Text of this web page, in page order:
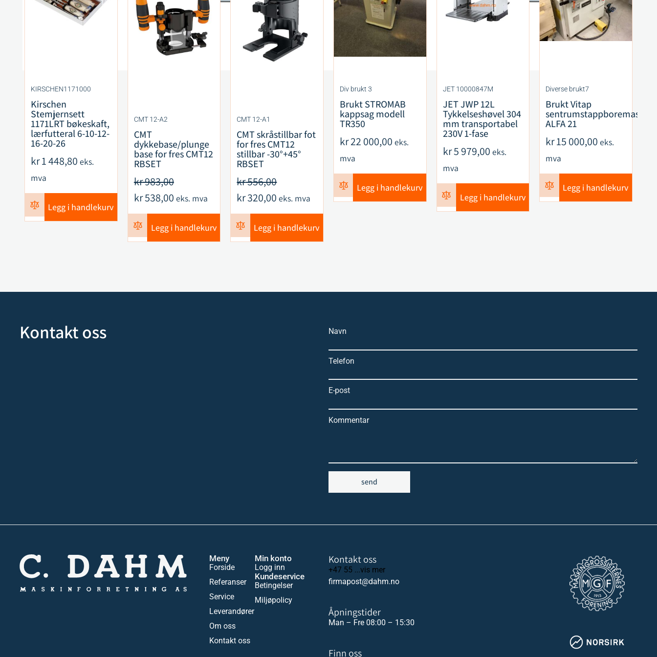
KIRSCHEN1171000
Kirschen
Stemjernsett
1171LRT bøkeskaft,
lærfutteral 6-10-12-
16-20-26
kr1 448,80 eks.
mva
Legg i handlekurv
CMT 12-A2
CMT
dykkebase/plunge
base for fres CMT12
RBSET
kr983,00
kr538,00 eks. mva
Legg i handlekurv
CMT 12-A1
CMT skråstillbar fot
for fres CMT12
stillbar -30°+45°
RBSET
kr556,00
kr320,00 eks. mva
Legg i handlekurv
Div brukt 3
Brukt STROMAB
kappsag modell
TR350
kr22 000,00 eks.
mva
Legg i handlekurv
JET 10000847M
JET JWP 12L
Tykkelseshøvel 304
mm transportabel
230V 1-fase
kr5 979,00 eks.
mva
Legg i handlekurv
Diverse brukt7
Brukt Vitap
sentrumstappboremaskin
ALFA 21
kr15 000,00 eks.
mva
Legg i handlekurv
Kontakt oss Navn
Telefon
E-post
Kommentar
send
Meny
Forside
Referanser
Service
Leverandører
Om oss
Kontakt oss
Min konto
Logg inn
Kundeservice
Betingelser
Miljøpolicy
Kontakt oss
+47 55 ...vis mer
firmapost@dahm.no
Åpningstider
Man – Fre 08:00 – 15:30
Finn oss